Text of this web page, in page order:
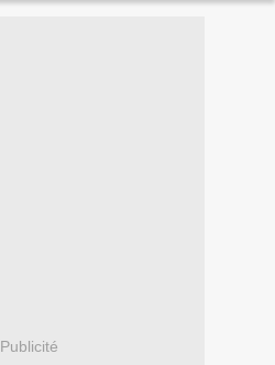
Publicité